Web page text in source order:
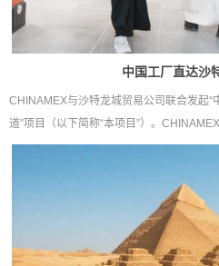
中国工厂直达沙
CHINAMEX与沙特龙城贸易公司联合发起“
道”项目（以下简称“本项目”）。